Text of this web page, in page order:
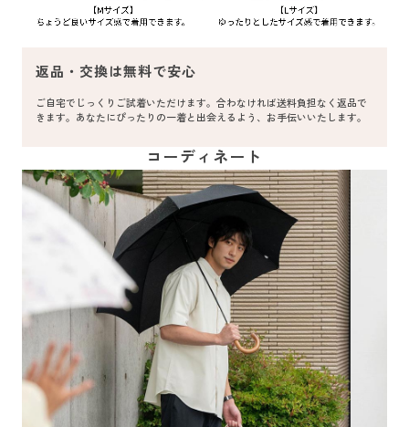
返品・交換は無料で安心
ご自宅でじっくりご試着いただけます。合わなければ送料負担なく返品で
きます。あなたにぴったりの一着と出会えるよう、お手伝いいたします。
コーディネート